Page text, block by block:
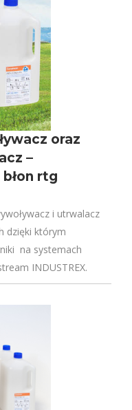
oraz
–
rtg
i utrwalacz
dzięki którym
na systemach
INDUSTREX.